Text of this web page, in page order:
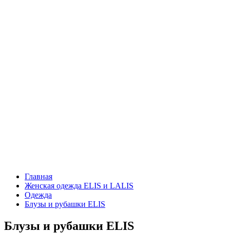
Главная
Женская одежда ELIS и LALIS
Одежда
Блузы и рубашки ELIS
Блузы и рубашки ELIS